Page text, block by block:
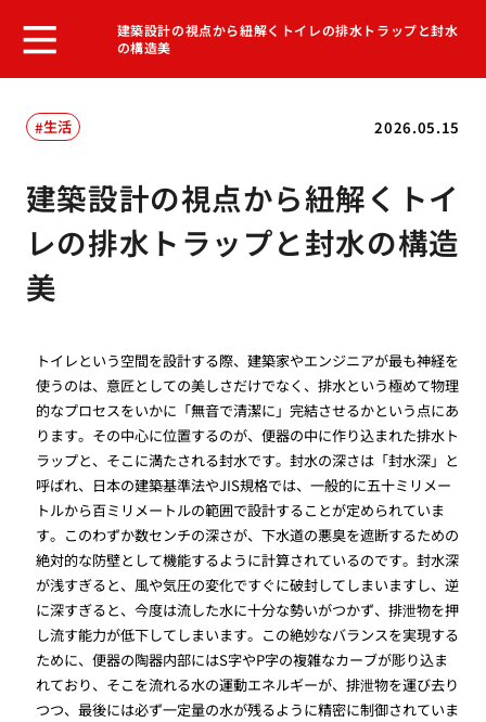
建築設計の視点から紐解くトイレの排水トラップと封水
の構造美
2026.05.15
生活
建築設計の視点から紐解くトイ
レの排水トラップと封水の構造
美
トイレという空間を設計する際、建築家やエンジニアが最も神経を
使うのは、意匠としての美しさだけでなく、排水という極めて物理
的なプロセスをいかに「無音で清潔に」完結させるかという点にあ
ります。その中心に位置するのが、便器の中に作り込まれた排水ト
ラップと、そこに満たされる封水です。封水の深さは「封水深」と
呼ばれ、日本の建築基準法やJIS規格では、一般的に五十ミリメー
トルから百ミリメートルの範囲で設計することが定められていま
す。このわずか数センチの深さが、下水道の悪臭を遮断するための
絶対的な防壁として機能するように計算されているのです。封水深
が浅すぎると、風や気圧の変化ですぐに破封してしまいますし、逆
に深すぎると、今度は流した水に十分な勢いがつかず、排泄物を押
し流す能力が低下してしまいます。この絶妙なバランスを実現する
ために、便器の陶器内部にはS字やP字の複雑なカーブが彫り込ま
れており、そこを流れる水の運動エネルギーが、排泄物を運び去り
つつ、最後には必ず一定量の水が残るように精密に制御されていま